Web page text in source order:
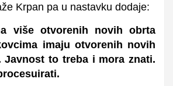
Krpan pa u nastavku dodaje:
više otvorenih novih obrta
imaju otvorenih novih
Javnost to treba i mora znati.